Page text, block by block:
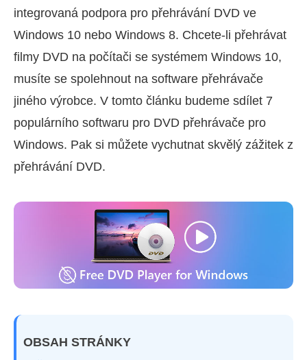
integrovaná podpora pro přehrávání DVD ve
Windows 10 nebo Windows 8. Chcete-li přehrávat
filmy DVD na počítači se systémem Windows 10,
musíte se spolehnout na software přehrávače
jiného výrobce. V tomto článku budeme sdílet 7
populárního softwaru pro DVD přehrávače pro
Windows. Pak si můžete vychutnat skvělý zážitek z
přehrávání DVD.
OBSAH STRÁNKY